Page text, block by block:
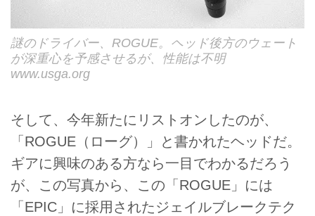
謎のドライバー、ROGUE。ヘッド後方のウェート
が深重心を予感させるが、性能は不明
www.usga.org
そして、今年新たにリストオンしたのが、
「ROGUE（ローグ）」と書かれたヘッドだ。
ギアに興味のある方なら一目でわかるだろう
が、この写真から、この「ROGUE」には
「EPIC」に採用されたジェイルブレークテク